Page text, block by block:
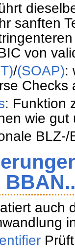
sanften
von
/(SOAP):
: Funktion
wie gut
BLZ-/
auch
Prüft